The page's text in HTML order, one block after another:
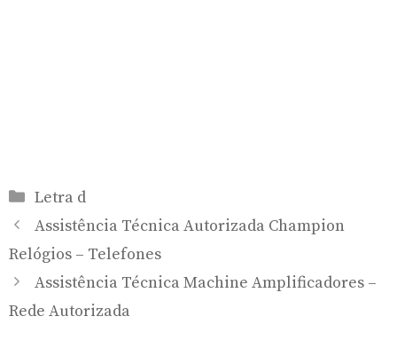
Categorias
Letra d
Assistência Técnica Autorizada Champion
Relógios – Telefones
Assistência Técnica Machine Amplificadores –
Rede Autorizada